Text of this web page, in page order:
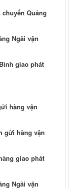
Quảng
Ngãi vận
giao phát
hàng vận
gửi hàng vận
giao phát
Ngãi vận